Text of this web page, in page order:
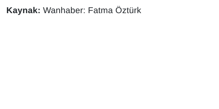
Kaynak: Wanhaber: Fatma Öztürk
Seri İlan